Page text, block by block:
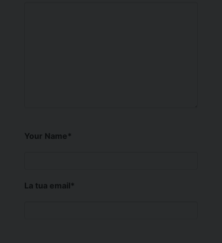
Your Name*
La tua email*